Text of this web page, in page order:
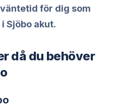
för dig som
Sjöbo akut.
då du behöver